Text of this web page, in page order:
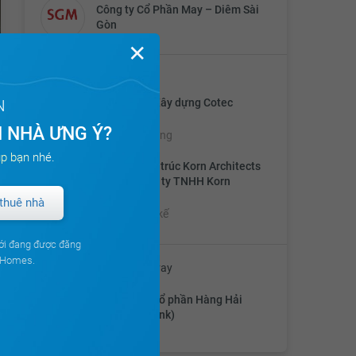
Công ty Cổ Phần May – Diêm Sài
Gòn
Đối tác thực hiện
Công ty CP Xây dựng Cotec
Đối tác thi công
Công ty kiến trúc Korn Architects
(Đức) - Công ty TNHH Korn
Đối tác thiết kế
Ngân hàng liên kết cho vay
Ngân hàng cổ phần Hàng Hải
(Maritimebank)
✕
ƯNG Ý?
bạn nhé.
nhà
đang được đăng